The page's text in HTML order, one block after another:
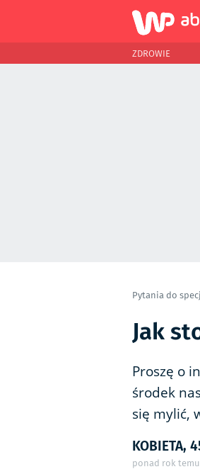
ZDROWIE
Pytania do
Jak
Proszę o
środek
się mylić,
KOBIETA,
ponad rok temu